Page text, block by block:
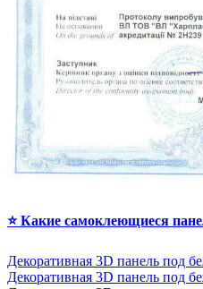
⭐ Какие самоклеющиеся
Декоративная 3D панель под
Декоративная 3D панель под